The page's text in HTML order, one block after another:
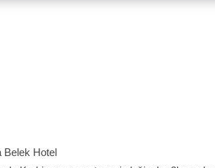
Belek Hotel